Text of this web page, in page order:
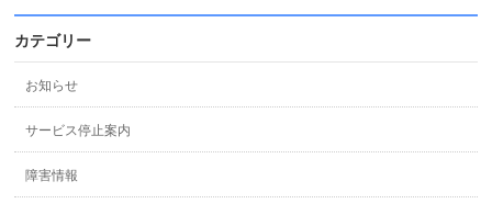
カテゴリー
お知らせ
サービス停止案内
障害情報